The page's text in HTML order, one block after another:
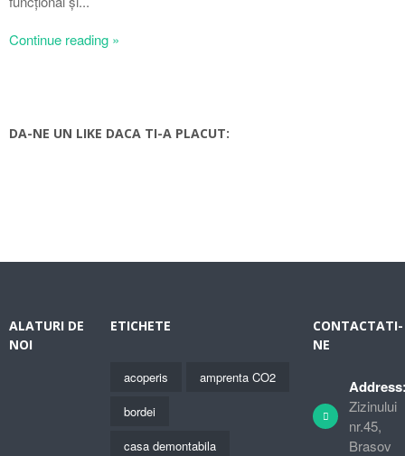
Continue reading »
DA-NE UN LIKE DACA TI-A PLACUT:
ALATURI DE
NOI
ETICHETE
acoperis
amprenta CO2
bordei
casa demontabila
CONTACTATI-
NE
Zizinului
nr.45,
Brasov